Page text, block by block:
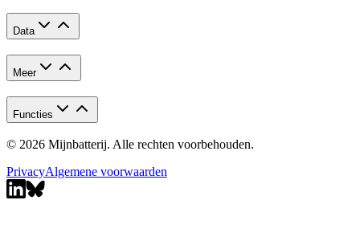
Data
Meer
Functies
© 2026 Mijnbatterij. Alle rechten voorbehouden.
PrivacyAlgemene voorwaarden